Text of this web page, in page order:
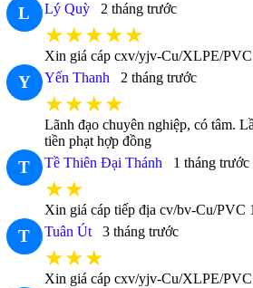
L Lý Quỳ 2 tháng trước
★★★★★
Xin giá cáp cxv/yjv-Cu/XLPE/
Y Yến Thanh 2 tháng trước
★★★★
Lãnh đạo chuyên nghiệp, có tâm.
tiền phạt hợp đồng
T Tề Thiên Đại Thánh 1 tháng trước
★★
Xin giá cáp tiếp địa cv/bv-Cu/PVC
T Tuân Út 3 tháng trước
★★★
Xin giá cáp cxv/yjv-Cu/XLPE/